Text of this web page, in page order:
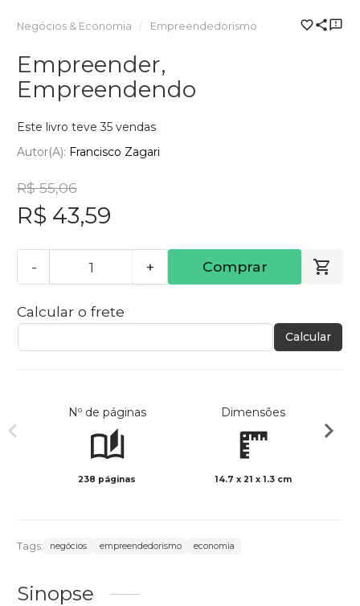
Negócios & Economia Empreendedorismo
Empreender,
Empreendendo
Este livro teve 35 vendas
Autor(a): Francisco Zagari
R$ 55,06
R$ 43,59
- + Comprar
Calcular o frete
Calcular
Nº de páginas
238 páginas
Dimensões
14.7 x 21 x 1.3 cm
Tags: negócios empreendedorismo economia
Sinopse